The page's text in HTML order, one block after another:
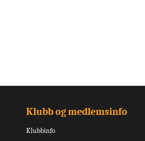
Klubb og medlemsinfo
Klubbinfo